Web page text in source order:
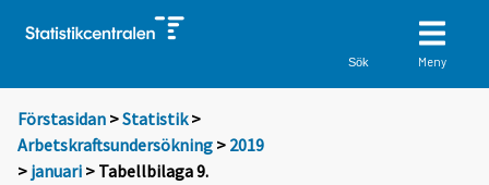
Sök Meny
Förstasidan >Statistik >
Arbetskraftsundersökning > 2019
> januari > Tabellbilaga 9.